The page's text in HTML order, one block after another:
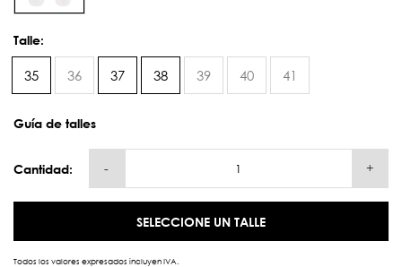
Talle:
35 36 37 38 39 40 41
Guía de talles
Cantidad: - +
SELECCIONE UN TALLE
Todos los valores expresados incluyen IVA.